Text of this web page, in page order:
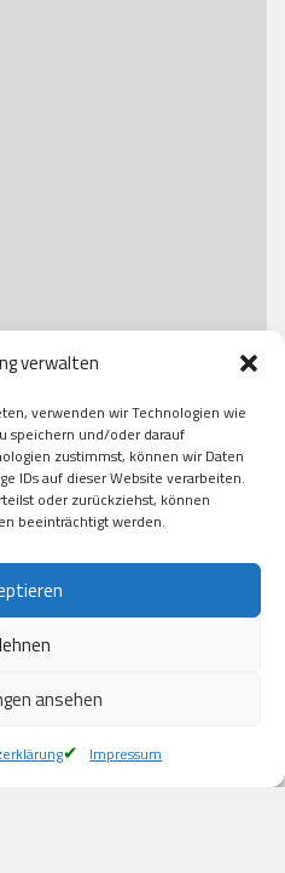
verwalten
verwenden wir Technologien wie
speichern und/oder darauf
zustimmst, können wir Daten
IDs auf dieser Website verarbeiten.
oder zurückziehst, können
beeinträchtigt werden.
ansehen
Impressum